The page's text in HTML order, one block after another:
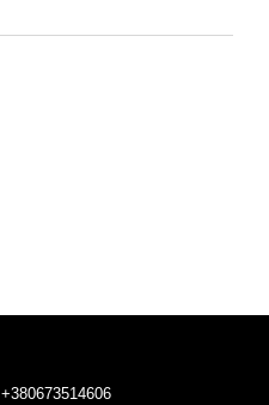
+380673514606